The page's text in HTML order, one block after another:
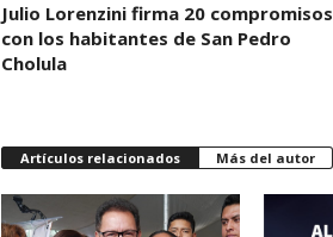
Julio Lorenzini firma 20 compromisos
con los habitantes de San Pedro
Cholula
Artículos relacionados Más del autor